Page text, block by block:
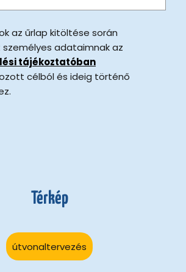
az űrlap kitöltése során
adataimnak az
tájékoztatóban
célból és ideig történő
Térkép
útvonaltervezés